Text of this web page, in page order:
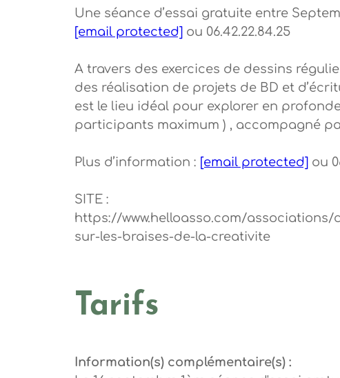
Une séance d’essai gratuite entre
[email protected] ou 06.42.22.84.25
A travers des exercices de dessins
des réalisation de projets de BD et
est le lieu idéal pour explorer en
participants maximum ) , accompagné
Plus d’information : [email protected] ou
SITE :
https://www.helloasso.com/
sur-les-braises-de-la-creativite
Tarifs
Information(s) complémentaire(s) :